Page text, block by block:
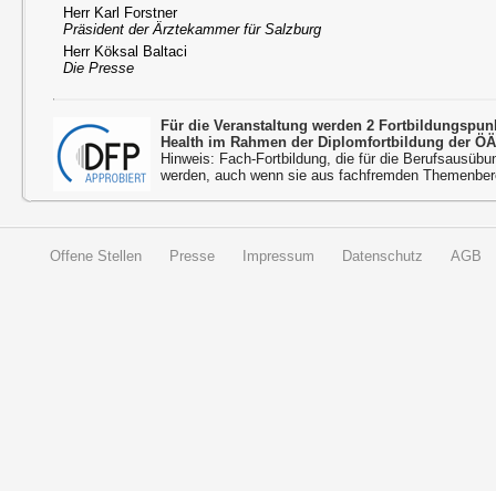
Herr Karl Forstner
Präsident der Ärztekammer für Salzburg
Herr Köksal Baltaci
Die Presse
Für die Veranstaltung werden 2
Health im Rahmen der Diplomfortbildung der
Hinweis: Fach-Fortbildung, die für die
werden, auch wenn sie aus fachfremden
Offene Stellen Presse Impressum Datenschutz AGB